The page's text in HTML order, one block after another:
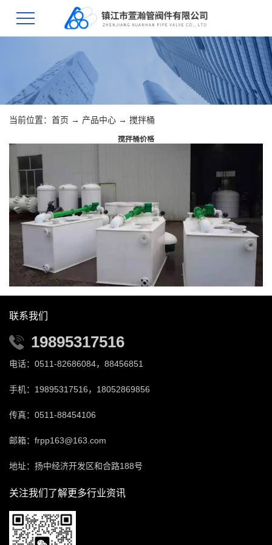
当前位置： 首页 → 产品中心 → 搅拌桶
搅拌桶价格
联系我们
19895317516
电话：0511-82686084，88456851
手机：19895317516，18052869856
传真：0511-88454106
邮箱：frpp163@163.com
地址：扬中经济开发区和合路188号
关注我们了解更多行业资讯